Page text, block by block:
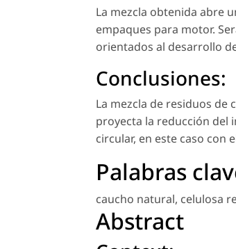
La mezcla obtenida abre
empaques para motor.
orientados al desarrollo
Conclusiones:
La mezcla de residuos
proyecta la reducción del
circular, en este caso con
Palabras
caucho natural, celulosa
Abstract